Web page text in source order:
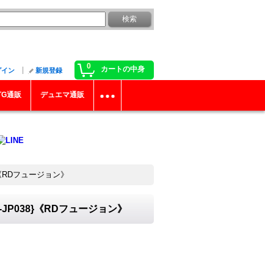
0 カートの中身
イン 新規登録
通販 デュエマ通販
フュージョン》
《RDフュージョン》